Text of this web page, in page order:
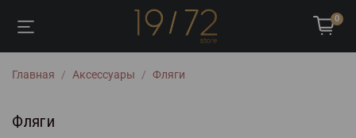
0
Главная Аксессуары Фляги
Фляги